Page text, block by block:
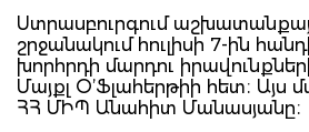
Ստրասբուրգում
շրջանակում հուլիսի 7-ին
խորհրդի մարդու
Մայքլ Օ’Ֆլահերթիի հետ։ Այս
ՀՀ ՄԻՊ Անահիտ Մանասյանը։